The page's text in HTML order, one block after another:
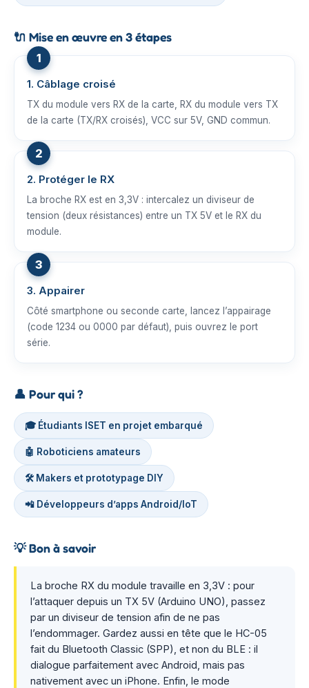
🔌 Mise en œuvre en 3 étapes
1. Câblage croisé
TX du module vers RX de la carte, RX du module vers TX
de la carte (TX/RX croisés), VCC sur 5V, GND commun.
2. Protéger le RX
La broche RX est en 3,3V : intercalez un diviseur de
tension (deux résistances) entre un TX 5V et le RX du
module.
3. Appairer
Côté smartphone ou seconde carte, lancez l’appairage
(code 1234 ou 0000 par défaut), puis ouvrez le port
série.
👤 Pour qui ?
🎓 Étudiants ISET en projet embarqué
🤖 Roboticiens amateurs
🛠️ Makers et prototypage DIY
📲 Développeurs d’apps Android/IoT
💡Bon à savoir
La broche RX du module travaille en 3,3V : pour
l’attaquer depuis un TX 5V (Arduino UNO), passez
par un diviseur de tension afin de ne pas
l’endommager. Gardez aussi en tête que le HC-05
fait du Bluetooth Classic (SPP), et non du BLE : il
dialogue parfaitement avec Android, mais pas
nativement avec un iPhone. Enfin, le mode